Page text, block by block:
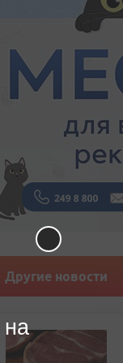
Другие новости